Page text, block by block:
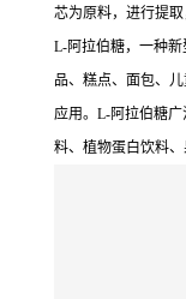
芯为原料，进行提
L-阿拉伯糖，一种
品、糕点、面包、
应用。L-阿拉伯糖
料、植物蛋白饮料